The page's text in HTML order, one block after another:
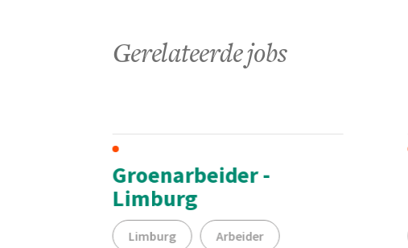
Gerelateerde jobs
Groenarbeider -
Limburg
Limburg Arbeider